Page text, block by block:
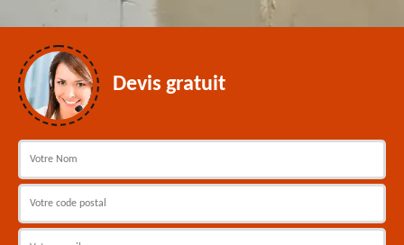
Devis gratuit